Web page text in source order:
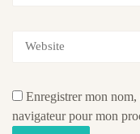
Enregistrer mon
navigateur pour mon